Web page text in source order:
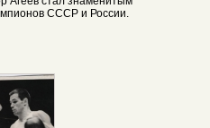
СССР и России.